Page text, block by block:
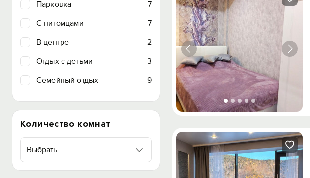
Парковка
7
C питомцами
7
В центре
2
Отдых с детьми
3
Семейный отдых
9
Количество комнат
Выбрать